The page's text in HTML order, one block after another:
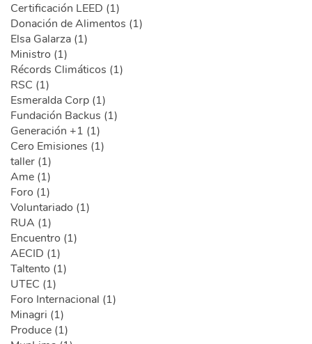
Certificación LEED (1)
Donación de Alimentos (1)
Elsa Galarza (1)
Ministro (1)
Récords Climáticos (1)
RSC (1)
Esmeralda Corp (1)
Fundación Backus (1)
Generación +1 (1)
Cero Emisiones (1)
taller (1)
Ame (1)
Foro (1)
Voluntariado (1)
RUA (1)
Encuentro (1)
AECID (1)
Taltento (1)
UTEC (1)
Foro Internacional (1)
Minagri (1)
Produce (1)